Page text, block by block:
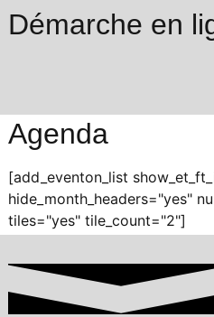
Démarche en
Agenda
[add_eventon_list
hide_month_headers="yes"
tiles="yes" tile_count="2"]